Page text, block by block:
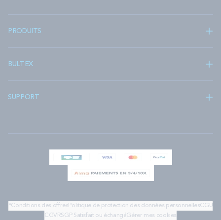
PRODUITS
BULTEX
SUPPORT
*Conditions des offresPolitique de protection des données personnellesCGU
CGV RSGP Satisfait ou échangéGérer mes cookies